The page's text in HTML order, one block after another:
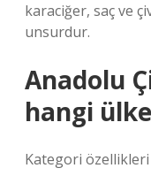
karaciğer, saç ve
unsurdur.
Anadolu
hangi
Kategori